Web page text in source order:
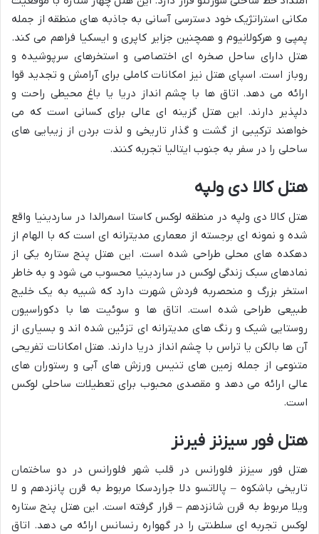
مکانی استراتژیک خود دسترسی آسانی به جاذبه های منطقه از جمله
پمپی و هرکولانیوم و همچنین جزایر کاپری و ایسکیا فراهم می کند.
هتل دارای ساحل صخره ای اختصاصی و استخرهای سرپوشیده و
روباز است. اسپای هتل نیز امکانات کاملی برای آرامش و تجدید قوا
ارائه می دهد. اتاق ها با چشم انداز دریا یا باغ محیطی راحت و
دلپذیر دارند. این هتل گزینه ای عالی برای کسانی است که می
خواهند ترکیبی از گشت و گذار تاریخی و لذت بردن از زیبایی های
ساحلی را در سفر به جنوب ایتالیا تجربه کنند.
هتل کالا دی ولپه
هتل کالا دی ولپه در منطقه لوکس کاستا اسمرالدا در ساردینیا واقع
شده و نمونه ای برجسته از معماری مدیترانه ای است که با الهام از
دهکده های محلی طراحی شده است. این هتل پنج ستاره یکی از
نمادهای سبک زندگی لوکس در ساردینیا محسوب می شود و به خاطر
استخر بزرگ و منحصربه فردش شهرت دارد که شبیه به یک خلیج
طبیعی طراحی شده است. اتاق ها و سوئیت ها با دکوراسیون
روستایی شیک و رنگ های مدیترانه ای تزئین شده اند و بسیاری از
آن ها بالکن یا تراس با چشم انداز دریا دارند. هتل امکانات تفریحی
متنوعی از جمله زمین های تنیس ورزش های آبی و رستوران های
عالی ارائه می دهد و مقصدی محبوب برای تعطیلات ساحلی لوکس
است.
هتل فور سیزنز فیرنز
هتل فور سیزنز فلورانس در قلب شهر فلورانس در دو ساختمان
تاریخی باشکوه – پالاتسو دلا جراردسکا مربوط به قرن پانزدهم و لا
ویلا مربوط به قرن شانزدهم – قرار گرفته است. این هتل پنج ستاره
لوکس تجربه ای سلطنتی را در گهواره رنسانس ارائه می دهد. اتاق